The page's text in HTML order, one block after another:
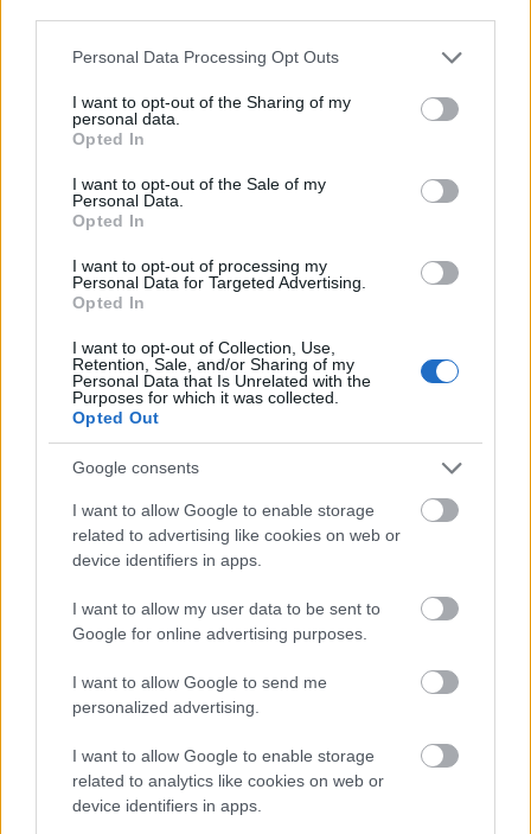
Please note that this website/app uses one or more Google
not limited to your visit or usage behaviour. You may click to
grant or deny consent to Google and its third-party tags to
use your data for below specified purposes in below Google
consent section.
Personal Data Processing Opt Outs
I want to opt-out of the Sharing of my
personal data.
Opted In
I want to opt-out of the Sale of my
Personal Data.
Opted In
I want to opt-out of processing my
Personal Data for Targeted Advertising.
Opted In
I want to opt-out of Collection, Use,
Retention, Sale, and/or Sharing of my
Personal Data that Is Unrelated with the
Purposes for which it was collected.
Opted Out
Google consents
I want to allow Google to enable storage
related to advertising like cookies on web or
device identifiers in apps.
I want to allow my user data to be sent to
Google for online advertising purposes.
I want to allow Google to send me
personalized advertising.
I want to allow Google to enable storage
related to analytics like cookies on web or
device identifiers in apps.
MAGYAR ÉPÍTŐK
műemlékfelújítás műemlék restaurálás
Történelmi táj, amelynek minden köve mesél –
megújul a tatai Angolkert
A projekt részeként megújulnak a területen található
műemlékek, köztük a különleges Műromok, valamint a közeli
Várkanyarban álló Nepomuki Szent János híd és szobor is.
M1 bővítés: már zajlik a teljesen új
Bicske Kelet csomópont építése
csomópont épül Angyalföldön